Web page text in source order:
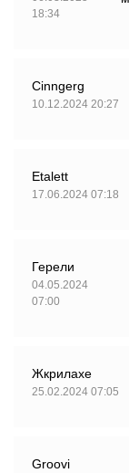
18:34
Cinngerg
10.12.2024 20:27
Etalett
17.06.2024 07:18
Герели
04.05.2024
07:00
Жкрилахе
25.02.2024 07:05
Groovi